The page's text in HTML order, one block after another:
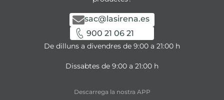
sac@lasirena.es
900 21 06 21
De dilluns a divendres de 9:00 a 21:00 h
Dissabtes de 9:00 a 21:00 h
Descarrega la nostra APP